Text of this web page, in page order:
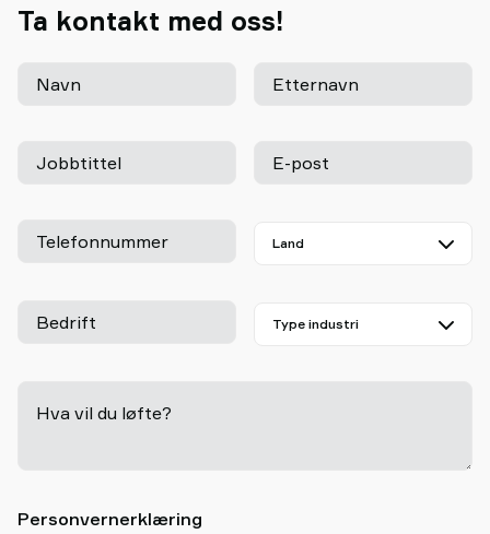
Ta kontakt med oss!
Navn Etternavn
Jobbtittel E-post
Telefonnummer
Bedrift
Hva vil du løfte?
Personvernerklæring